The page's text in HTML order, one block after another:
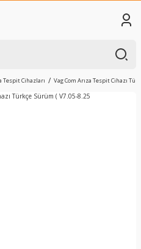
Tespit Cihazları Vag Com Arıza Tespit Cihazı